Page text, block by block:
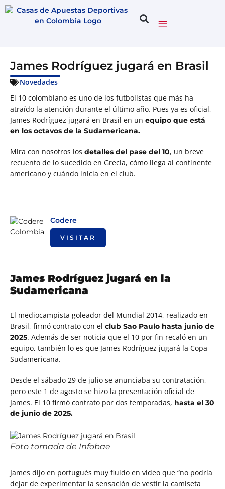
James Rodríguez jugará en Brasil
Novedades
El 10 colombiano es uno de los futbolistas que más ha
atraído la atención durante el último año. Pues ya es oficial,
James Rodríguez jugará en Brasil en un equipo que está
en los octavos de la Sudamericana.
Mira con nosotros los detalles del pase del 10, un breve
recuento de lo sucedido en Grecia, cómo llega al continente
americano y cuándo inicia en el club.
Codere
VISITAR
James Rodríguez jugará en la
Sudamericana
El mediocampista goleador del Mundial 2014, realizado en
Brasil, firmó contrato con el club Sao Paulo hasta junio de
2025. Además de ser noticia que el 10 por fin recaló en un
equipo, también lo es que James Rodríguez jugará la Copa
Sudamericana.
Desde el sábado 29 de julio se anunciaba su contratación,
pero este 1 de agosto se hizo la presentación oficial de
James. El 10 firmó contrato por dos temporadas, hasta el 30
de junio de 2025.
Foto tomada de Infobae
James dijo en portugués muy fluido en video que “no podría
dejar de experimentar la sensación de vestir la camiseta